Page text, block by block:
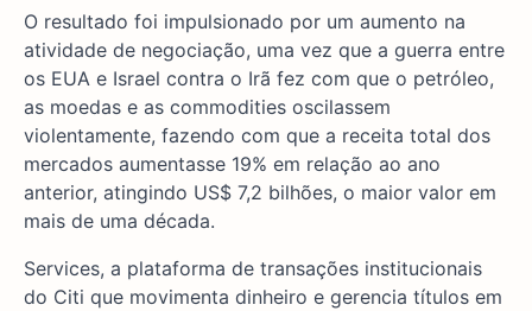
O resultado foi impulsionado por um aumento na
atividade de negociação, uma vez que a guerra entre
os EUA e Israel contra o Irã fez com que o petróleo,
as moedas e as commodities oscilassem
violentamente, fazendo com que a receita total dos
mercados aumentasse 19% em relação ao ano
anterior, atingindo US$ 7,2 bilhões, o maior valor em
mais de uma década.
Services, a plataforma de transações institucionais
do Citi que movimenta dinheiro e gerencia títulos em